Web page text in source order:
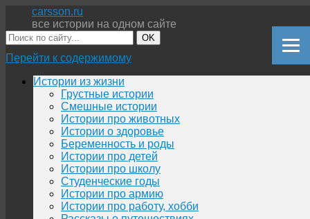
carsson.ru
все истории на одном сайте
OK
Перейти к содержимому
Истории из жизни
Грустные истории
Смешные истории
Истории про животных
Истории о здоровье
Беременность и роды
Истории про детей
Истории про школу
Студенческие годы
Истории про армию
Истории про работу, хобби